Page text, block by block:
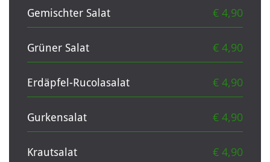
Gemischter Salat € 4,90
Grüner Salat € 4,90
Erdäpfel-Rucolasalat € 4,90
Gurkensalat € 4,90
Krautsalat € 4,90